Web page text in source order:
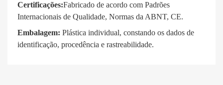
Certificações:Fabricado de acordo com Padrões
Internacionais de Qualidade, Normas da ABNT, CE.
Embalagem: Plástica individual, constando os dados de
identificação, procedência e rastreabilidade.